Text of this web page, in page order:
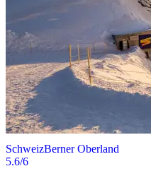
SchweizBerner Oberland
5.6/6